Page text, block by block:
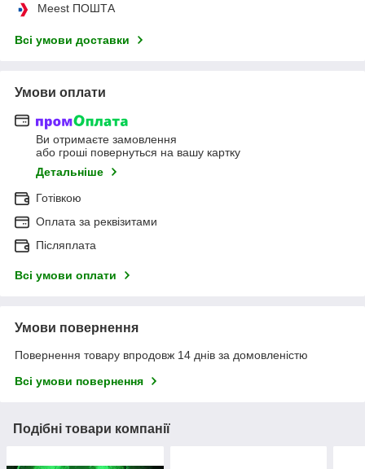
Meest ПОШТА
Всі умови доставки
Умови оплати
Ви отримаєте замовлення
або гроші повернуться на вашу картку
Детальніше
Готівкою
Оплата за реквізитами
Післяплата
Всі умови оплати
Умови повернення
Повернення товару впродовж 14 днів за домовленістю
Всі умови повернення
Подібні товари компанії